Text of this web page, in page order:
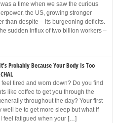
a time when we saw the curious
the US, growing stronger
than despite – its burgeoning deficits.
sudden influx of two billion workers –
Probably Because Your Body Is Too
feel tired and worn down? Do you find
like coffee to get you through the
throughout the day? Your first
well be to get more sleep but what if
feel fatigued when your […]